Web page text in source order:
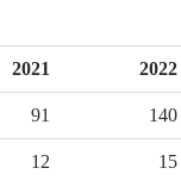
2021 2022
91 140
12 15